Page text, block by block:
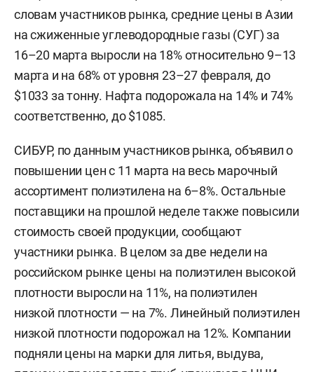
словам участников рынка, средние цены в Азии
на сжиженные углеводородные газы (СУГ) за
16–20 марта выросли на 18% относительно 9–13
марта и на 68% от уровня 23–27 февраля, до
$1033 за тонну. Нафта подорожала на 14% и 74%
соответственно, до $1085.
СИБУР, по данным участников рынка, объявил о
повышении цен с 11 марта на весь марочный
ассортимент полиэтилена на 6–8%. Остальные
поставщики на прошлой неделе также повысили
стоимость своей продукции, сообщают
участники рынка. В целом за две недели на
российском рынке цены на полиэтилен высокой
плотности выросли на 11%, на полиэтилен
низкой плотности — на 7%. Линейный полиэтилен
низкой плотности подорожал на 12%. Компании
подняли цены на марки для литья, выдува,